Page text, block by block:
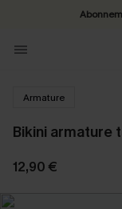
Armature
Bikini armature
12,90 €